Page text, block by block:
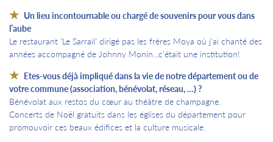
Un lieu incontournable ou chargé de souvenirs pour vous dans
l’aube
Le restaurant 'Le Sarrail' dirigé pas les frères Moya où j'ai chanté des
années accompagné de Johnny Monin...c'était une institution!
Etes-vous déjà impliqué dans la vie de notre département ou de
votre commune (association, bénévolat, réseau, …) ?
Bénévolat aux restos du cœur au théâtre de champagne.
Concerts de Noël gratuits dans les églises du département pour
promouvoir ces beaux édifices et la culture musicale.